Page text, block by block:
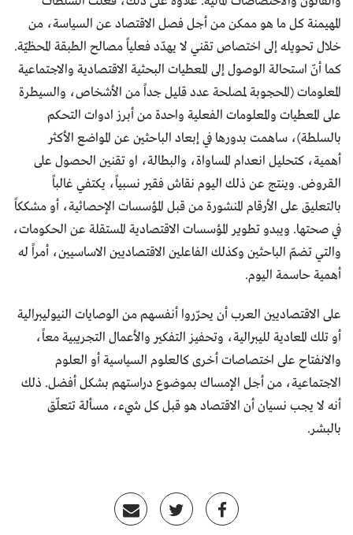
المهيمنة كل ما هو ممكن من أجل فصل الاقتصاد عن السياسة، من
خلال تحويله إلى اختصاص تقني لا يهدّد فعلياً مصالح الطبقة المحظيّة.
كما أنّ استحالة الوصول إلى المعطيات البحثية الاقتصادية والاجتماعية
المعلومات (المحجوبة لمصلحة عدد قليل جداً من الأشخاص، والسيطرة
على المعطيات والمعلومات الفعلية واحدة من أبرز ادوات التحكم
بالسلطة)، ساهمت بدورها في إبعاد الباحثين عن المواضع الأكثر
أهمية، كتحليل انعدام المساواة، والبطالة، او تقنين الحصول على
القروض. وينتج عن ذلك اليوم نقاش فقير نسبياً، يكتفي غالباً
بالتعليق على الأرقام المنشورة من قبل المؤسسات الإحصائية، أو مشككاً
في صحتها. ويبدو تطوير المؤسسات الاقتصادية المستقلة عن الحكومات،
والتي تضمّ الباحثين وكذلك الفاعلين الاقتصاديين الاساسيين، أمراً له
أهمية حاسمة اليوم.
على الاقتصاديين العرب أن يحرّروا أنفسهم من الوصايات النيوليبرالية
أو تلك المعادية لليبرالية، وتحفيز التفكير والأعمال التجريبية معاً،
والانفتاح على اختصاصات أخرى كالعلوم السياسية أو العلوم
الاجتماعية، من أجل الإمساك بموضوع دراستهم بشكل أفضل. ذلك
أنه لا يجب نسيان أن الاقتصاد هو قبل كل شيء، مسألة تتعلّق
بالبشر.